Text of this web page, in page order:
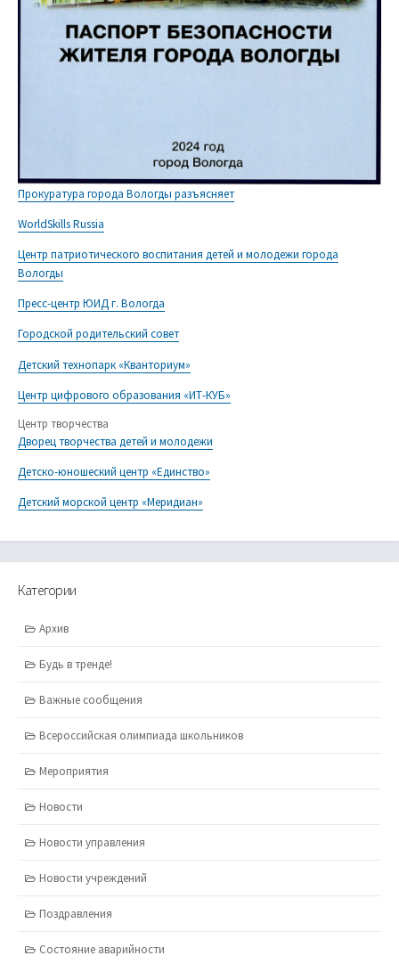
Прокуратура города Вологды разъясняет
WorldSkills Russia
Центр патриотического воспитания детей и молодежи города
Вологды
Пресс-центр ЮИД г. Вологда
Городской родительский совет
Детский технопарк «Кванториум»
Центр цифрового образования «ИТ-КУБ»
Центр творчества
Дворец творчества детей и молодежи
Детско-юношеский центр «Единство»
Детский морской центр «Меридиан»
Категории
Архив
Будь в тренде!
Важные сообщения
Всероссийская олимпиада школьников
Мероприятия
Новости
Новости управления
Новости учреждений
Поздравления
Состояние аварийности